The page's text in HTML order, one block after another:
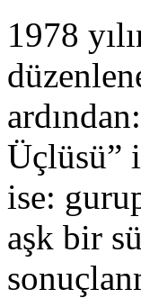
1978
Üçlüsü”
ise:
aşk bir